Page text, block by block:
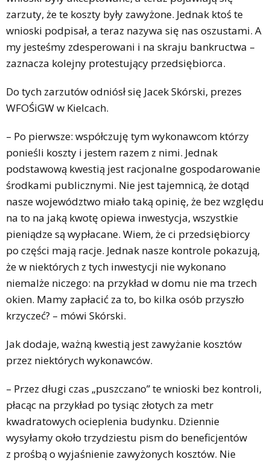
zarzuty, że te koszty były zawyżone. Jednak ktoś te
wnioski podpisał, a teraz nazywa się nas oszustami. A
my jesteśmy zdesperowani i na skraju bankructwa –
zaznacza kolejny protestujący przedsiębiorca.
Do tych zarzutów odniósł się Jacek Skórski, prezes
WFOŚiGW w Kielcach.
– Po pierwsze: współczuję tym wykonawcom którzy
ponieśli koszty i jestem razem z nimi. Jednak
podstawową kwestią jest racjonalne gospodarowanie
środkami publicznymi. Nie jest tajemnicą, że dotąd
nasze województwo miało taką opinię, że bez względu
na to na jaką kwotę opiewa inwestycja, wszystkie
pieniądze są wypłacane. Wiem, że ci przedsiębiorcy
po części mają racje. Jednak nasze kontrole pokazują,
że w niektórych z tych inwestycji nie wykonano
niemalże niczego: na przykład w domu nie ma trzech
okien. Mamy zapłacić za to, bo kilka osób przyszło
krzyczeć? – mówi Skórski.
Jak dodaje, ważną kwestią jest zawyżanie kosztów
przez niektórych wykonawców.
– Przez długi czas „puszczano” te wnioski bez kontroli,
płacąc na przykład po tysiąc złotych za metr
kwadratowych ocieplenia budynku. Dziennie
wysyłamy około trzydziestu pism do beneficjentów
z prośbą o wyjaśnienie zawyżonych kosztów. Nie